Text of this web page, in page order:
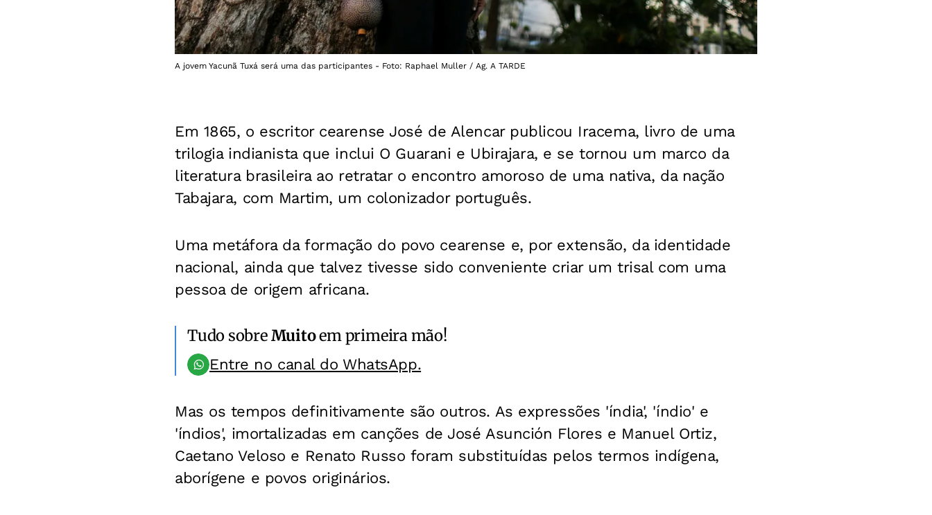
A jovem Yacunã Tuxá será uma das participantes - Foto: Raphael Muller / Ag. A TARDE
Em 1865, o escritor cearense José de Alencar publicou Iracema, livro de uma
trilogia indianista que inclui O Guarani e Ubirajara, e se tornou um marco da
literatura brasileira ao retratar o encontro amoroso de uma nativa, da nação
Tabajara, com Martim, um colonizador português.
Uma metáfora da formação do povo cearense e, por extensão, da identidade
nacional, ainda que talvez tivesse sido conveniente criar um trisal com uma
pessoa de origem africana.
Tudo sobreMuitoem primeira mão!
Entre no canal do WhatsApp.
Mas os tempos definitivamente são outros. As expressões 'índia', 'índio' e
'índios', imortalizadas em canções de José Asunción Flores e Manuel Ortiz,
Caetano Veloso e Renato Russo foram substituídas pelos termos indígena,
aborígene e povos originários.